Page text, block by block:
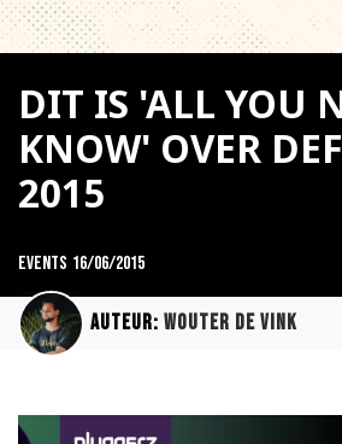
DIT IS 'ALL YOU
KNOW' OVER
2015
Events 16/06/2015
Auteur: Wouter de Vink